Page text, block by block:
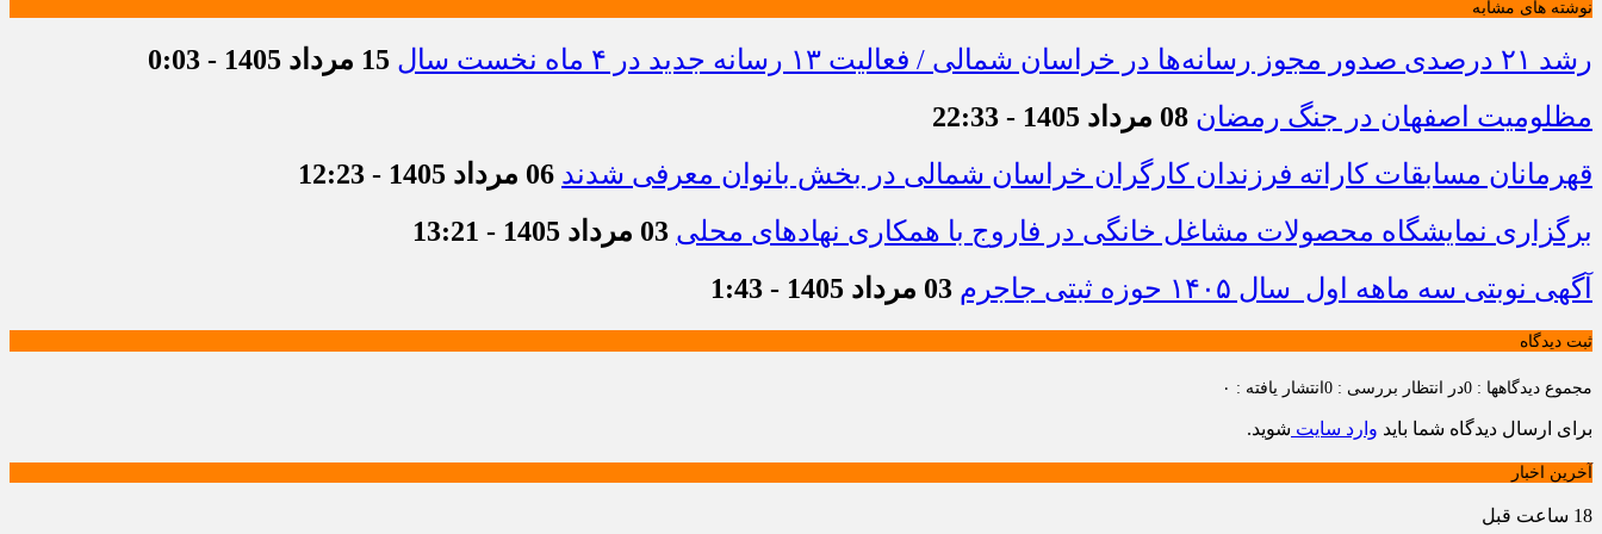
نوشته های مشابه
رشد ۲۱ درصدی صدور مجوز رسانه‌ها در خراسان شمالی / فعالیت ۱۳ رسانه جدید در ۴ ماه نخست سال
15 مرداد 1405 - 0:03
مظلومیت اصفهان در جنگ رمضان 08 مرداد 1405 - 22:33
قهرمانان مسابقات کاراته فرزندان کارگران خراسان شمالی در بخش بانوان معرفی شدند 06 مرداد 1405 - 12:23
برگزاری نمایشگاه محصولات مشاغل خانگی در فاروج با همکاری نهادهای محلی 03 مرداد 1405 - 13:21
آگهی نوبتی سه ماهه اول سال ۱۴۰۵ حوزه ثبتی جاجرم
03 مرداد 1405 - 1:43
ثبت دیدگاه
مجموع دیدگاهها : 0 در انتظار بررسی : 0 انتشار یافته : ۰
برای ارسال دیدگاه شما باید وارد سایت شوید.
آخرین اخبار
18 ساعت قبل